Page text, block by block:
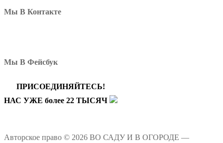
Мы В Контакте
Мы В Фейсбук
ПРИСОЕДИНЯЙТЕСЬ!
НАС УЖЕ более 22 ТЫСЯЧ
Авторское право © 2026 ВО САДУ И В ОГОРОДЕ —